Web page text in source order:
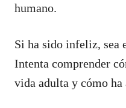
humano.
Si ha sido infeliz, sea
Intenta comprender
vida adulta y cómo ha